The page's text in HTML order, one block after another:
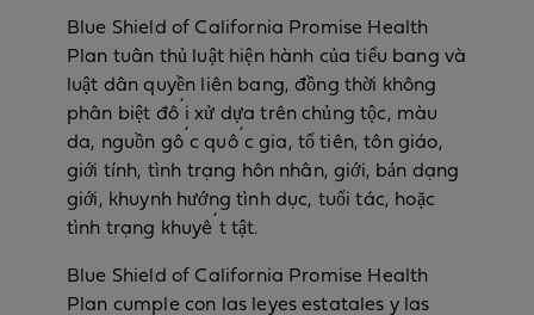
Blue Shield of California Promise Health
Plan tuân thủ luật hiện hành của tiểu bang và
luật dân quyền liên bang, đồng thời không
phân biệt đối xử dựa trên chủng tộc, màu
da, nguồn gốc quốc gia, tổ tiên, tôn giáo,
giới tính, tình trạng hôn nhân, giới, bản dạng
giới, khuynh hướng tình dục, tuổi tác, hoặc
tình trạng khuyết tật.
Blue Shield of California Promise Health
Plan cumple con las leyes estatales y las